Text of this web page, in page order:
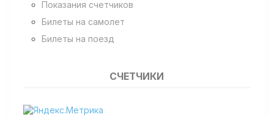
Показания счетчиков
Билеты на самолет
Билеты на поезд
СЧЕТЧИКИ